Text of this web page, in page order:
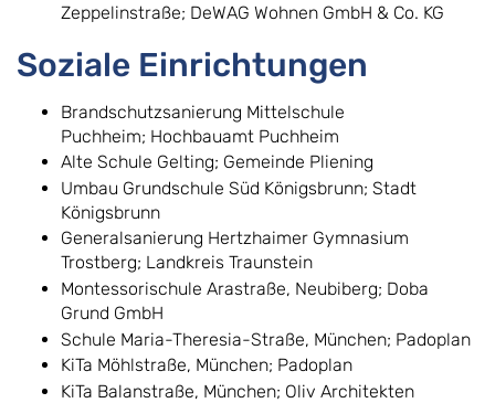
Zeppelinstraße; DeWAG Wohnen GmbH & Co. KG
Soziale Einrichtungen
Brandschutzsanierung Mittelschule
Puchheim; Hochbauamt Puchheim
Alte Schule Gelting; Gemeinde Pliening
Umbau Grundschule Süd Königsbrunn; Stadt
Königsbrunn
Generalsanierung Hertzhaimer Gymnasium
Trostberg; Landkreis Traunstein
Montessorischule Arastraße, Neubiberg; Doba
Grund GmbH
Schule Maria-Theresia-Straße, München; Padoplan
KiTa Möhlstraße, München; Padoplan
KiTa Balanstraße, München; Oliv Architekten